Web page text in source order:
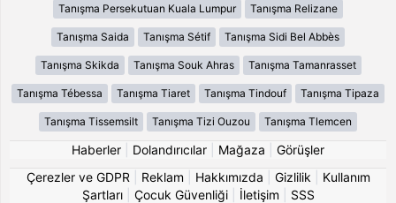
Tanışma Persekutuan Kuala Lumpur Tanışma Relizane
Tanışma Saida Tanışma Sétif Tanışma Sidi Bel Abbès
Tanışma Skikda Tanışma Souk Ahras Tanışma Tamanrasset
Tanışma Tébessa Tanışma Tiaret Tanışma Tindouf Tanışma Tipaza
Tanışma Tissemsilt Tanışma Tizi Ouzou Tanışma Tlemcen
Haberler Dolandırıcılar Mağaza
Görüşler
Çerezler ve GDPR
Reklam Hakkımızda Gizlilik
Kullanım
Şartları| Çocuk Güvenliği| İletişim SSS